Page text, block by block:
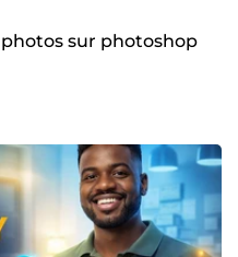
sur photoshop